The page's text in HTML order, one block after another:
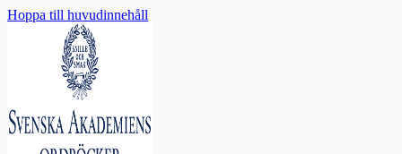
Hoppa till huvudinnehåll